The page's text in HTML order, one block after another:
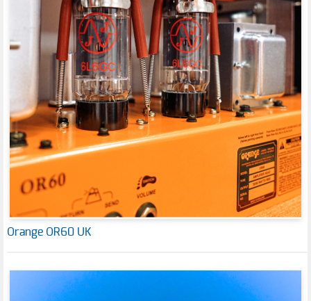
Orange OR60 UK